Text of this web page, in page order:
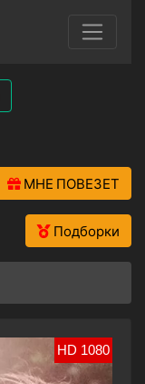
МНЕ ПОВЕЗЕТ
Подборки
HD 1080